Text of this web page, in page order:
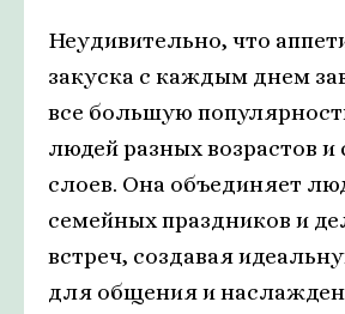
Неудивительно, что
закуска с каждым днем
все большую
людей разных возрастов
слоев. Она объединяет
семейных праздников и
встреч, создавая
для общения и